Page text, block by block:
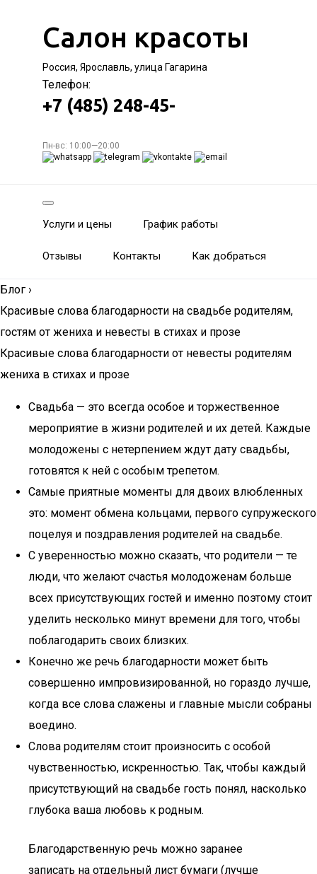
Салон красоты
Россия, Ярославль, улица Гагарина
Телефон:
+7 (485) 248-45-
Пн-вс: 10:00—20:00
Услуги и цены График работы
Отзывы Контакты Как добраться
Блог ›
Красивые слова благодарности на свадьбе родителям,
гостям от жениха и невесты в стихах и прозе
Красивые слова благодарности от невесты родителям
жениха в стихах и прозе
Свадьба — это всегда особое и торжественное
мероприятие в жизни родителей и их детей. Каждые
молодожены с нетерпением ждут дату свадьбы,
готовятся к ней с особым трепетом.
Самые приятные моменты для двоих влюбленных
это: момент обмена кольцами, первого супружеского
поцелуя и поздравления родителей на свадьбе.
С уверенностью можно сказать, что родители — те
люди, что желают счастья молодоженам больше
всех присутствующих гостей и именно поэтому стоит
уделить несколько минут времени для того, чтобы
поблагодарить своих близких.
Конечно же речь благодарности может быть
совершенно импровизированной, но гораздо лучше,
когда все слова слажены и главные мысли собраны
воедино.
Слова родителям стоит произносить с особой
чувственностью, искренностью. Так, чтобы каждый
присутствующий на свадьбе гость понял, насколько
глубока ваша любовь к родным.
Благодарственную речь можно заранее
записать на отдельный лист бумаги (лучше